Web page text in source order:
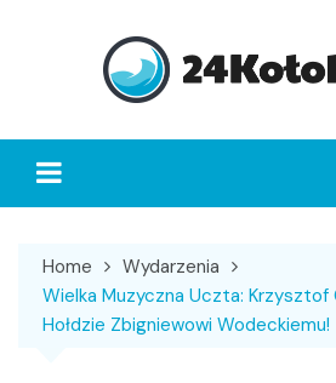
Home
Wydarzenia
Wielka Muzyczna Uczta: Krzysztof
Hołdzie Zbigniewowi Wodeckiemu!